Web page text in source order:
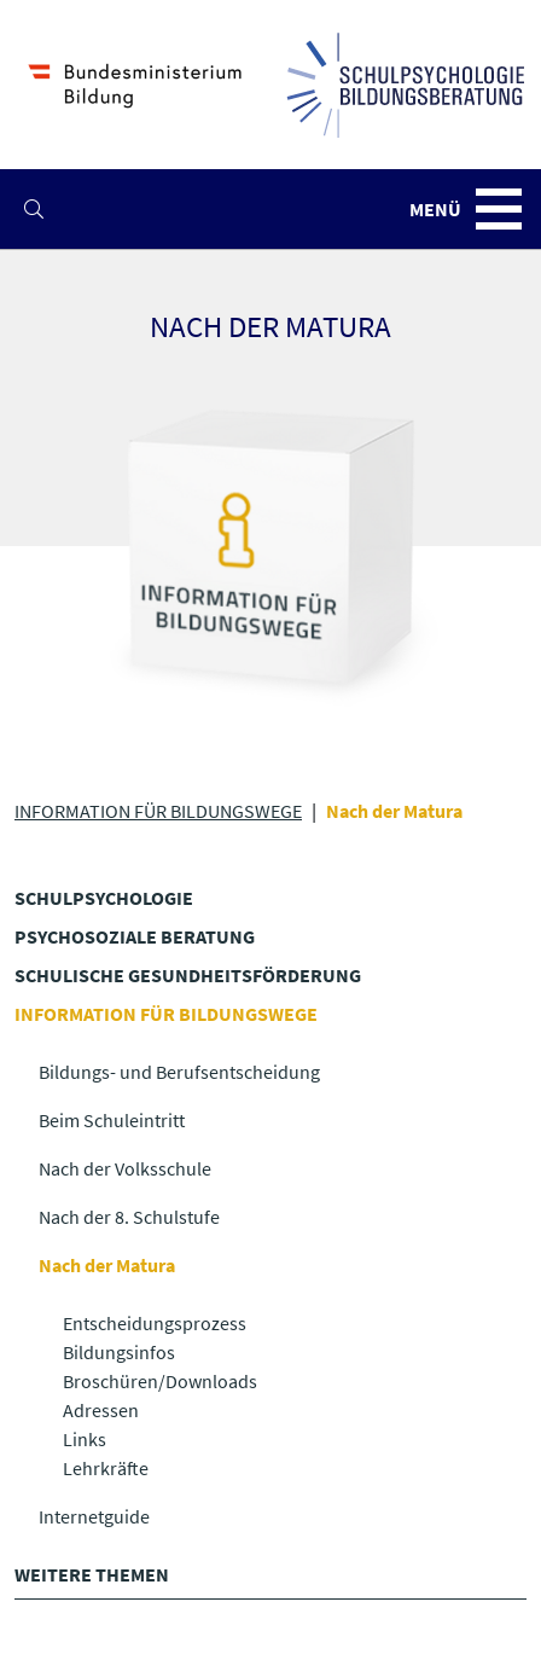
MENÜ
NACH DER MATURA
INFORMATION FÜR BILDUNGSWEGE Nach der Matura
SCHULPSYCHOLOGIE
PSYCHOSOZIALE BERATUNG
SCHULISCHE GESUNDHEITS­FÖRDERUNG
INFORMATION FÜR BILDUNGSWEGE
Bildungs- und Berufsentscheidung
Beim Schuleintritt
Nach der Volksschule
Nach der 8. Schulstufe
Nach der Matura
Entscheidungsprozess
Bildungsinfos
Broschüren/Downloads
Adressen
Links
Lehrkräfte
Internetguide
WEITERE THEMEN